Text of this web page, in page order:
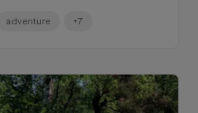
adventure +7